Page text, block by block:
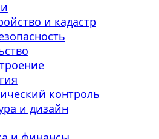
и кадастр
контроль
и дизайн